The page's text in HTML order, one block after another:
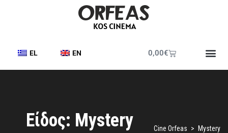
EL EN 0,00€
Είδος: Mystery Cine Orfeas > Mystery